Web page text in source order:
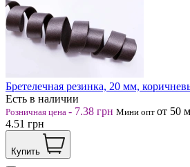
Бретелечная резинка, 20 мм,
Есть в наличии
Розничная цена - 7.38 грн Мини опт от 50 м
4.51 грн
Купить